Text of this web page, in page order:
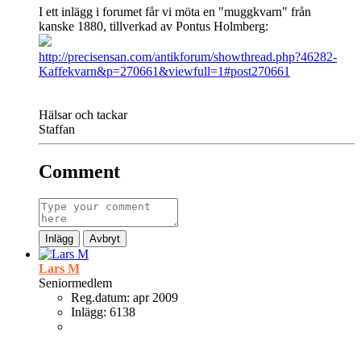
I ett inlägg i forumet får vi möta en "muggkvarn" från
kanske 1880, tillverkad av Pontus Holmberg:
http://precisensan.com/antikforum/showthread.php?46282-
Kaffekvarn&p=270661&viewfull=1#post270661
Hälsar och tackar
Staffan
Comment
Inlägg Avbryt
Lars M
Seniormedlem
Reg.datum: apr 2009
Inlägg: 6138